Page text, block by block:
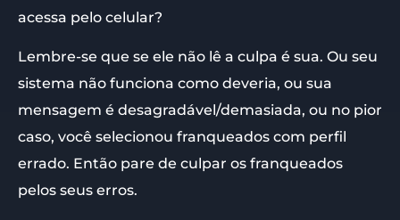
acessa pelo celular?
Lembre-se que se ele não lê a culpa é sua. Ou seu
sistema não funciona como deveria, ou sua
mensagem é desagradável/demasiada, ou no pior
caso, você selecionou franqueados com perfil
errado. Então pare de culpar os franqueados
pelos seus erros.